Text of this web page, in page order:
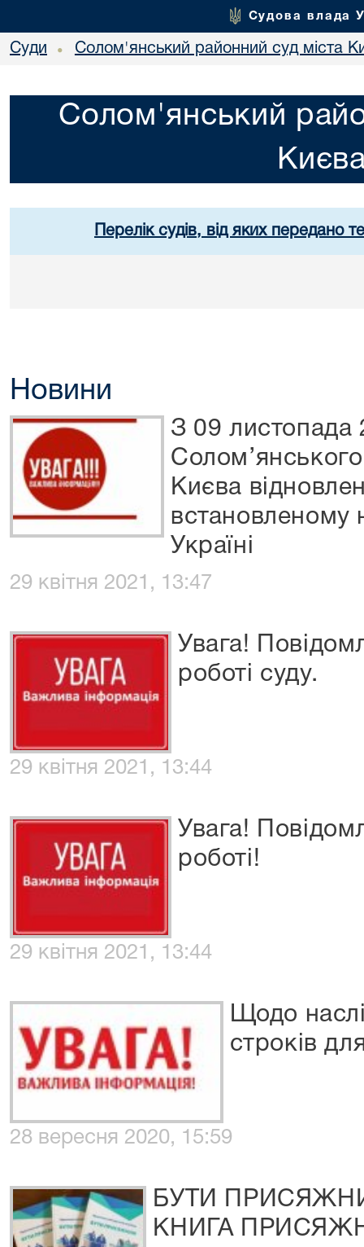
Судова влада
Суди • Солом'янський районний суд міста
Солом'янський
Перелік судів, від яких передано
Новини
З 09 листопада
Києва
встановленому
Україні
29 квітня 2021, 13:47
Увага!
роботі суду.
29 квітня 2021, 13:44
Увага!
роботі!
29 квітня 2021, 13:44
Щодо
строків
28 вересня 2020, 15:59
БУТИ
КНИГА